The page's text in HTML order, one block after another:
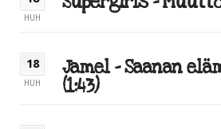
HUH
18
HUH
Jamel – Saanan
(1:43)